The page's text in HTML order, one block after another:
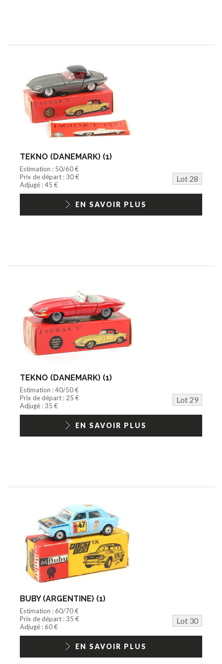
TEKNO (DANEMARK) (1)
Estimation : 50/60 €
Prix de départ : 30 €
Lot 28
Adjugé : 45 €
EN SAVOIR PLUS
TEKNO (DANEMARK) (1)
Estimation : 40/50 €
Prix de départ : 25 €
Lot 29
Adjugé : 35 €
EN SAVOIR PLUS
BUBY (ARGENTINE) (1)
Estimation : 60/70 €
Prix de départ : 35 €
Lot 30
Adjugé : 60 €
EN SAVOIR PLUS